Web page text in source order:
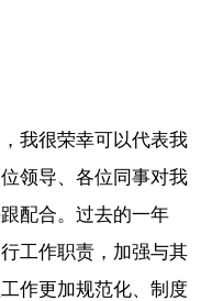
我很荣幸可以代表我
领导、各位同事对我
配合。过去的一年
工作职责，加强与其
作更加规范化、制度